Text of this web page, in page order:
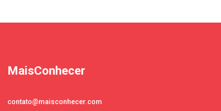
MaisConhecer
contato@maisconhecer.com